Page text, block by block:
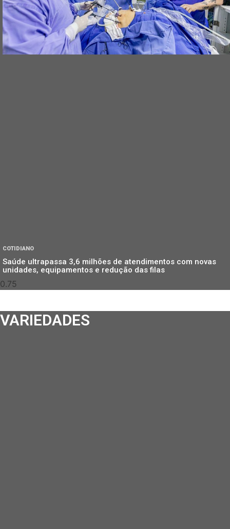
COTIDIANO
Saúde ultrapassa 3,6 milhões de atendimentos com novas
unidades, equipamentos e redução das filas
VARIEDADES